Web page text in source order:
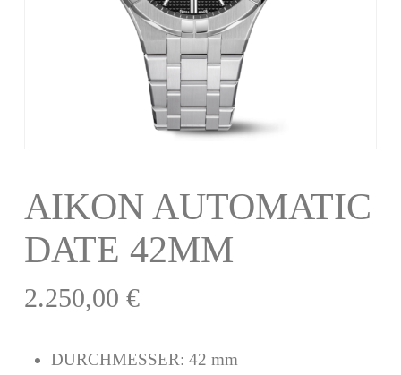
AIKON AUTOMATIC
DATE 42MM
2.250,00 €
DURCHMESSER: 42 mm